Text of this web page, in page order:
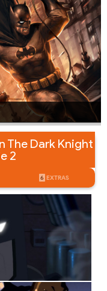
The Dark Knight
2
6 EXTRAS